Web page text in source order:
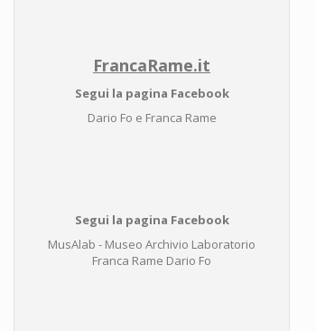
FrancaRame.it
Segui la pagina Facebook
Dario Fo e Franca Rame
Segui la pagina Facebook
MusAlab - Museo Archivio Laboratorio
Franca Rame Dario Fo